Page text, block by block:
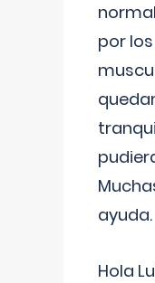
por
ayuda.
Hola